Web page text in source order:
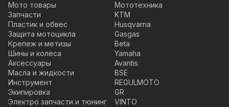
Мото товары
Запчасти
Пластик и обвес
Защита мотоцикла
Крепеж и метизы
Шины и колеса
Аксессуары
Масла и жидкости
Инструмент
Экипировка
Электро запчасти и тюнинг
Мототехника
KTM
Husqvarna
Gasgas
Beta
Yamaha
Avantis
BSE
REGULMOTO
GR
VINTO